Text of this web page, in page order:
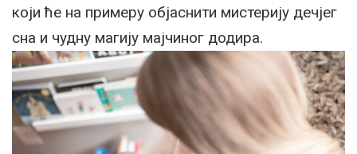
који ће на примеру објаснити мистерију дечјег
сна и чудну магију мајчиног додира.